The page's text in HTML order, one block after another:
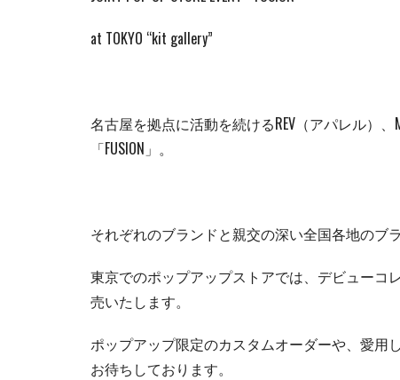
at TOKYO “kit gallery”
名古屋を拠点に活動を続けるREV（アパレル）、
「FUSION」。
それぞれのブランドと親交の深い全国各地のブ
東京でのポップアップストアでは、デビューコ
売いたします。
ポップアップ限定のカスタムオーダーや、愛用
お待ちしております。